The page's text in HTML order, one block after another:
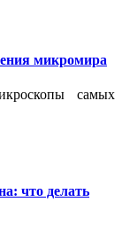
микромира
самых
что делать